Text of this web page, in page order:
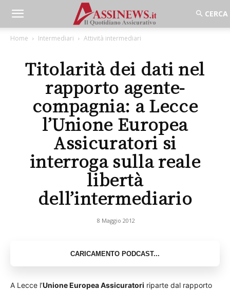
Home Intermediari Attività intermediari
Titolarità dei dati nel
rapporto agente-
compagnia: a Lecce
l’Unione Europea
Assicuratori si
interroga sulla reale
libertà
dell’intermediario
8 Maggio 2012
A Lecce l’Unione Europea Assicuratori riparte dal rapporto